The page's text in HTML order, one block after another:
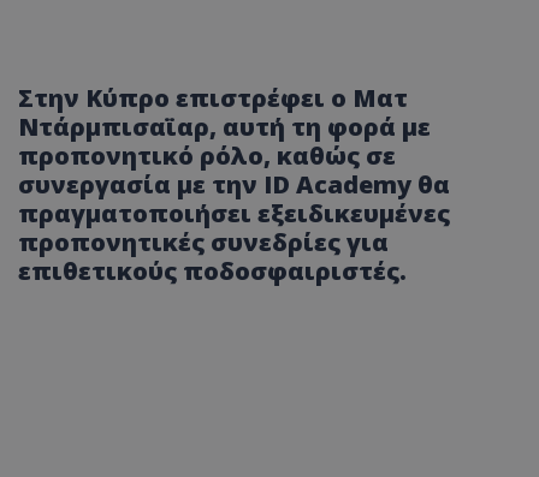
Στην Κύπρο επιστρέφει ο Ματ
Ντάρμπισαϊαρ, αυτή τη φορά με
προπονητικό ρόλο, καθώς σε
συνεργασία με την ID Academy θα
πραγματοποιήσει εξειδικευμένες
προπονητικές συνεδρίες για
επιθετικούς ποδοσφαιριστές.